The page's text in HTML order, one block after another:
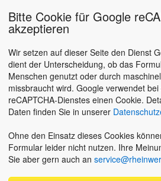
Bitte Cookie für Google
akzeptieren
Wir setzen auf dieser Seite den Dienst
dient der Unterscheidung, ob das
Menschen genutzt oder durch
missbraucht wird. Google verwendet
reCAPTCHA-Dienstes einen Cookie.
Daten finden Sie in unserer
Ohne den Einsatz dieses Cookies
Formular leider nicht nutzen. Ihre
Sie aber gern auch an